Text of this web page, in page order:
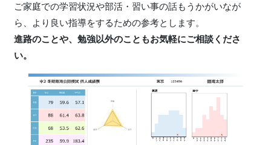
ご家庭での学習状況や部活・習い事の話もうかがいなが
ら、より良い指導をするための参考とします。
進路のことや、勉強以外のこともお気軽にご相談くださ
い。